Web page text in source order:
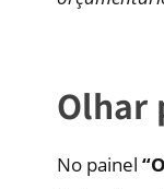
Olhar
No painel